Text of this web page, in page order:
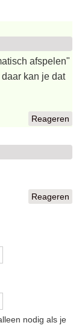
afspelen"
kan je dat
Reageren
Reageren
nodig als je